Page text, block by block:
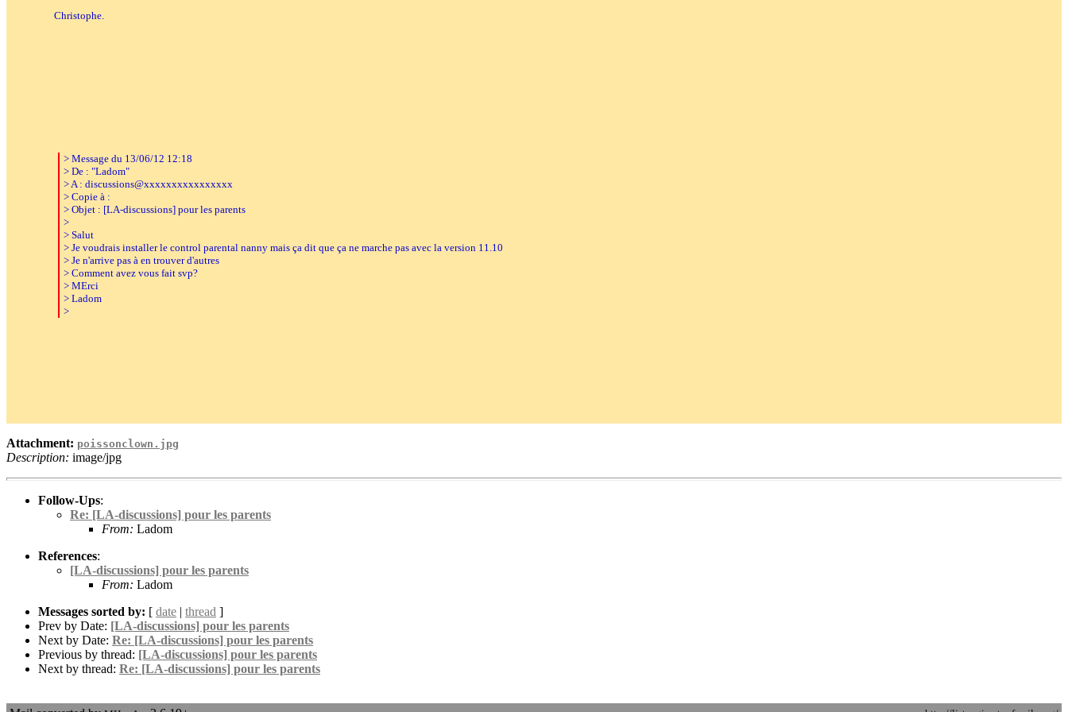
Christophe.
> Message du 13/06/12 12:18
> De : "Ladom"
> A : discussions@xxxxxxxxxxxxxxxx
> Copie à :
> Objet : [LA-discussions] pour les parents
>
> Salut
> Je voudrais installer le control parental nanny mais ça dit que ça ne marche pas avec la version 11.10
> Je n'arrive pas à en trouver d'autres
> Comment avez vous fait svp?
> MErci
> Ladom
>
Attachment: poissonclown.jpg
Description: image/jpg
Follow-Ups:
Re: [LA-discussions] pour les parents
From: Ladom
References:
[LA-discussions] pour les parents
From: Ladom
Messages sorted by: [ date | thread ]
Prev by Date: [LA-discussions] pour les parents
Next by Date: Re: [LA-discussions] pour les parents
Previous by thread: [LA-discussions] pour les parents
Next by thread: Re: [LA-discussions] pour les parents